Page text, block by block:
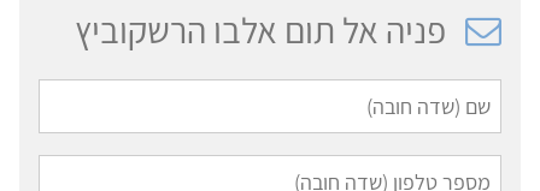
פניה אל תום אלבו הרשקוביץ